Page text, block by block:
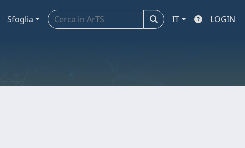
Sfoglia IT LOGIN